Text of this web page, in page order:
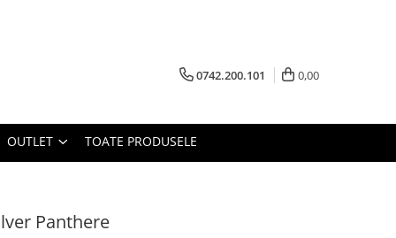
0742.200.101 0,00
OUTLET TOATE PRODUSELE
Panthere